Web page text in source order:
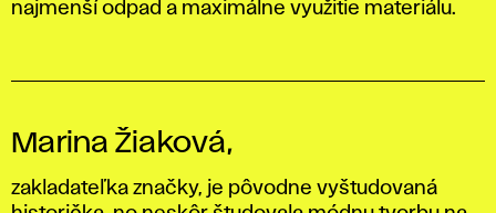
najmenší odpad a maximálne využitie materiálu.
Marina Žiaková,
zakladateľka značky, je pôvodne vyštudovaná